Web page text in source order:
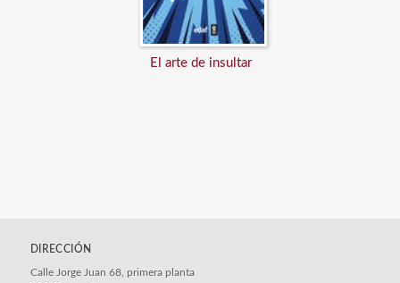
El arte de insultar
DIRECCIÓN
Calle Jorge Juan 68, primera planta